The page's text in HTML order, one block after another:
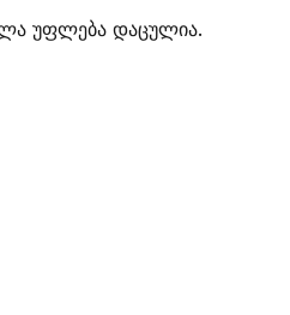
უფლება დაცულია.